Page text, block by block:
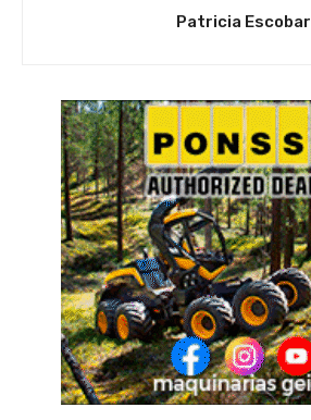
Patricia Escobar